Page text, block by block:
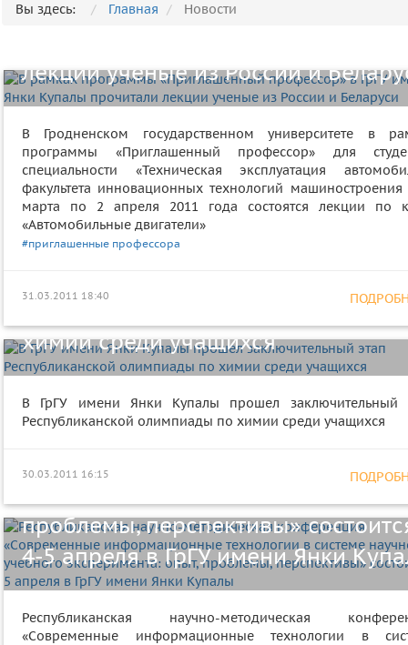
Вы здесь: Главная Новости
«Приглашенный профессор» в
лекции ученые из России и
В Гродненском государственном университете в
программы «Приглашенный профессор» для
специальности «Техническая эксплуатация
факультета инновационных технологий машиностроения
марта по 2 апреля 2011 года состоятся лекции по
«Автомобильные двигатели»
#приглашенные профессора
31.03.2011 18:40
В ГрГУ имени Янки Купалы прошел
Республиканской олимпиады по
химии среди учащихся
В ГрГУ имени Янки Купалы прошел заключительный
Республиканской олимпиады по химии среди учащихся
30.03.2011 16:15
Республиканская научно-
методическая конференция
«Современные информационные
технологии в системе научного и
проблемы, перспективы»
4-5 апреля в ГрГУ имени Янки
Республиканская научно-методическая
«Современные информационные технологии в